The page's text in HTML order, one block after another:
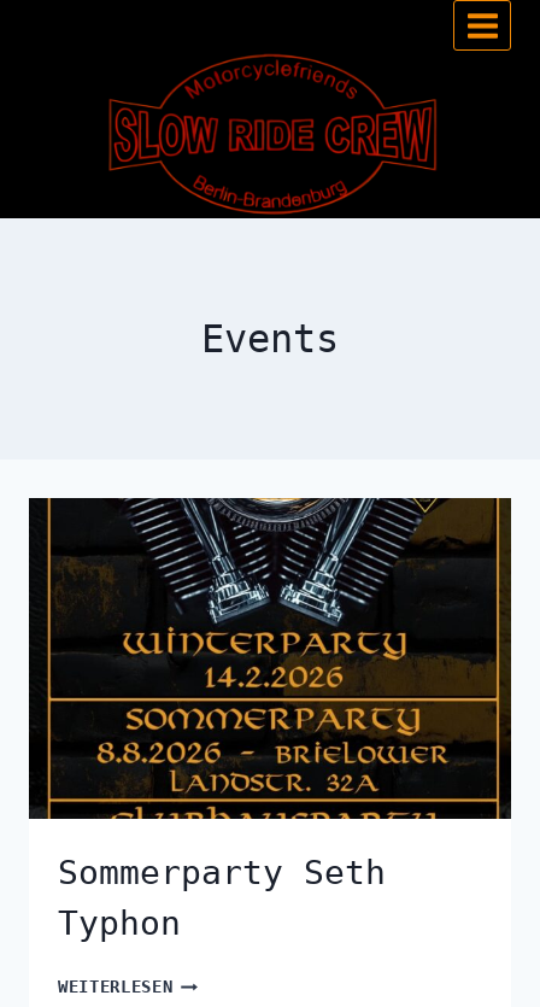
Events
Sommerparty Seth
Typhon
WEITERLESEN